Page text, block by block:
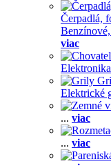
Čerpadlá,
Benzínové,
viac
Elektrické
... viac
... viac